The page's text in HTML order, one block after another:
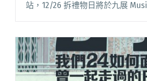
站，12/26 拆禮物日將於九展
演最終站「24」，此際樂團也釋
的 閱讀全文 "什麼是快樂？ 新青
終站主題曲〈24〉"